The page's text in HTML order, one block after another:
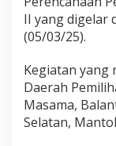
II yang digelar
(05/03/25).
Kegiatan yang
Daerah
Masama,
Selatan,